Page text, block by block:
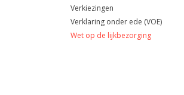
Verkiezingen
Verklaring onder ede (VOE)
Wet op de lijkbezorging